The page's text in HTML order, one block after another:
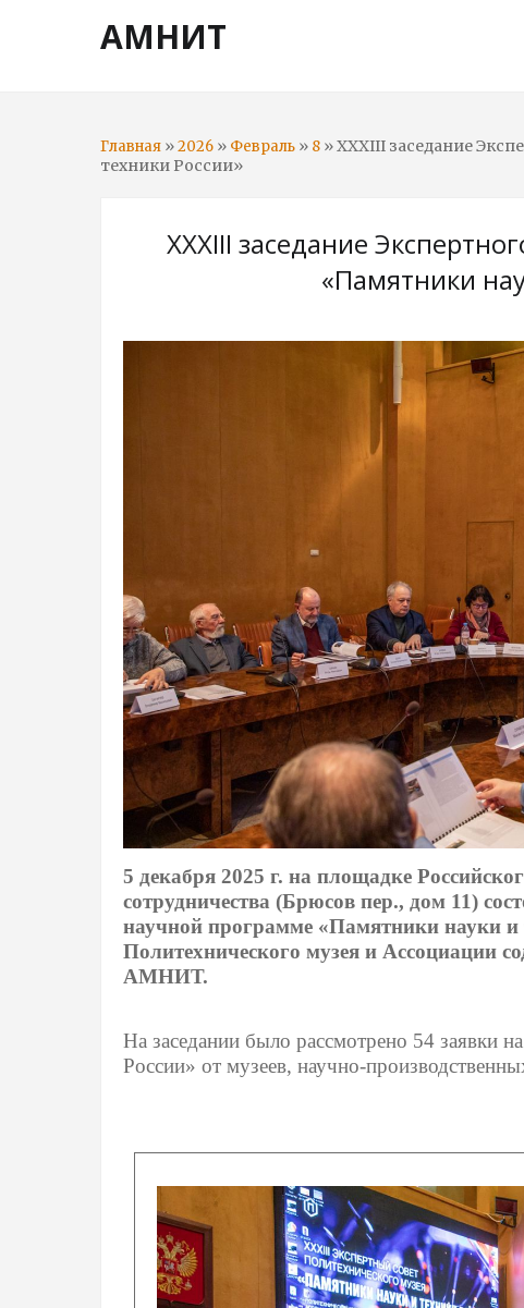
АМНИТ
Главная »2026 » Февраль » 8 » ХХХIII заседание
техники России»
ХХХIII заседание
«Памятники
5 декабря 2025 г. на площадке
сотрудничества (Брюсов пер., дом 11)
научной программе «Памятники науки и
Политехнического музея и Ассоциации
АМНИТ.
На заседании было рассмотрено 54 заявки
России» от музеев, научно-